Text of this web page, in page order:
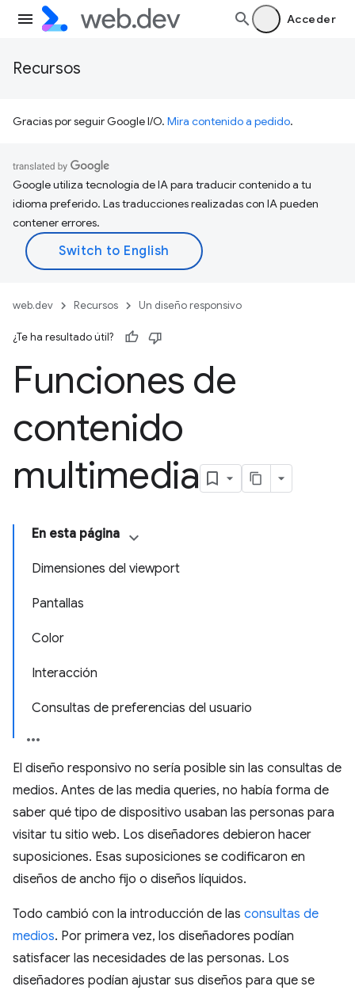
Acceder
Recursos
Gracias por seguir Google I/O. Mira contenido a pedido.
Google utiliza tecnología de IA para traducir contenido a tu
idioma preferido. Las traducciones realizadas con IA pueden
contener errores.
web.dev Recursos Un diseño responsivo
¿Te ha resultado útil?
Funciones de
contenido
multimedia
En esta página
Dimensiones del viewport
Pantallas
Color
Interacción
Consultas de preferencias del usuario
El diseño responsivo no sería posible sin las consultas de
medios. Antes de las media queries, no había forma de
saber qué tipo de dispositivo usaban las personas para
visitar tu sitio web. Los diseñadores debieron hacer
suposiciones. Esas suposiciones se codificaron en
diseños de ancho fijo o diseños líquidos.
Todo cambió con la introducción de las consultas de
medios. Por primera vez, los diseñadores podían
satisfacer las necesidades de las personas. Los
diseñadores podían ajustar sus diseños para que se